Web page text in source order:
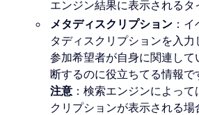
エンジン結果に表示されるタ
メタディスクリプション ：
タディスクリプションを入力
参加希望者が自身に関連して
断するのに役立ちてる情報で
注意 ：検索エンジンによっ
クリプションが表示される場